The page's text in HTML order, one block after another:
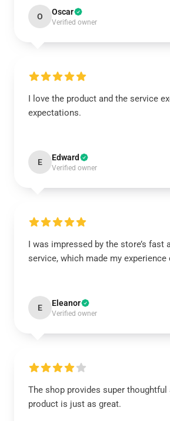
O Oscar
Verified owner
I love the product and the service
expectations.
E Edward
Verified owner
I was impressed by the store’s fast
service, which made my experience
E Eleanor
Verified owner
The shop provides super thoughtful
product is just as great.